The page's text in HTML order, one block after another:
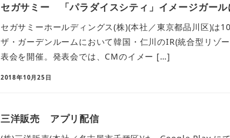
セガサミー 「パラダイスシティ」イメージガール
セガサミーホールディングス(株)(本社／東京都品川区)は
ザ・ガーデンルームにおいて韓国・仁川のIR(統合型リゾ
表会を開催。発表会では、CMのイメー […]
2018年10月25日
三洋販売 アプリ配信